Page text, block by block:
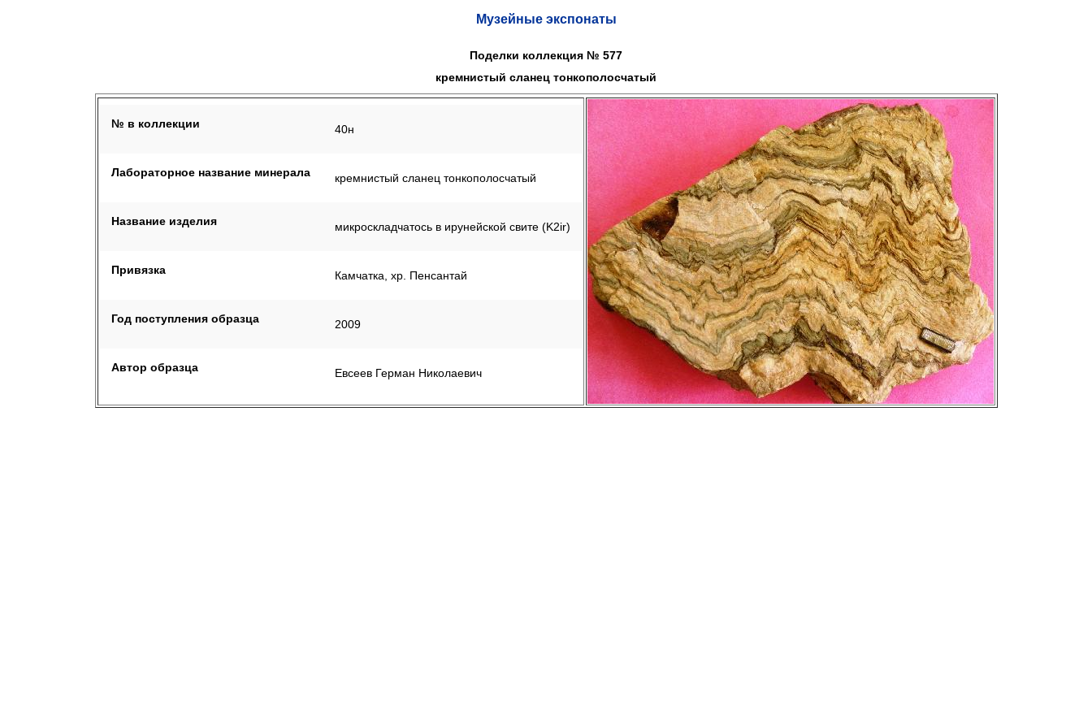
Музейные экспонаты
Поделки коллекция № 577
кремнистый сланец тонкополосчатый
№ в коллекции 40н
Лабораторное название минерала кремнистый сланец тонкополосчатый
Название изделия микроскладчатось в ирунейской свите (K2ir)
Привязка Камчатка, хр. Пенсантай
Год поступления образца 2009
Автор образца Евсеев Герман Николаевич